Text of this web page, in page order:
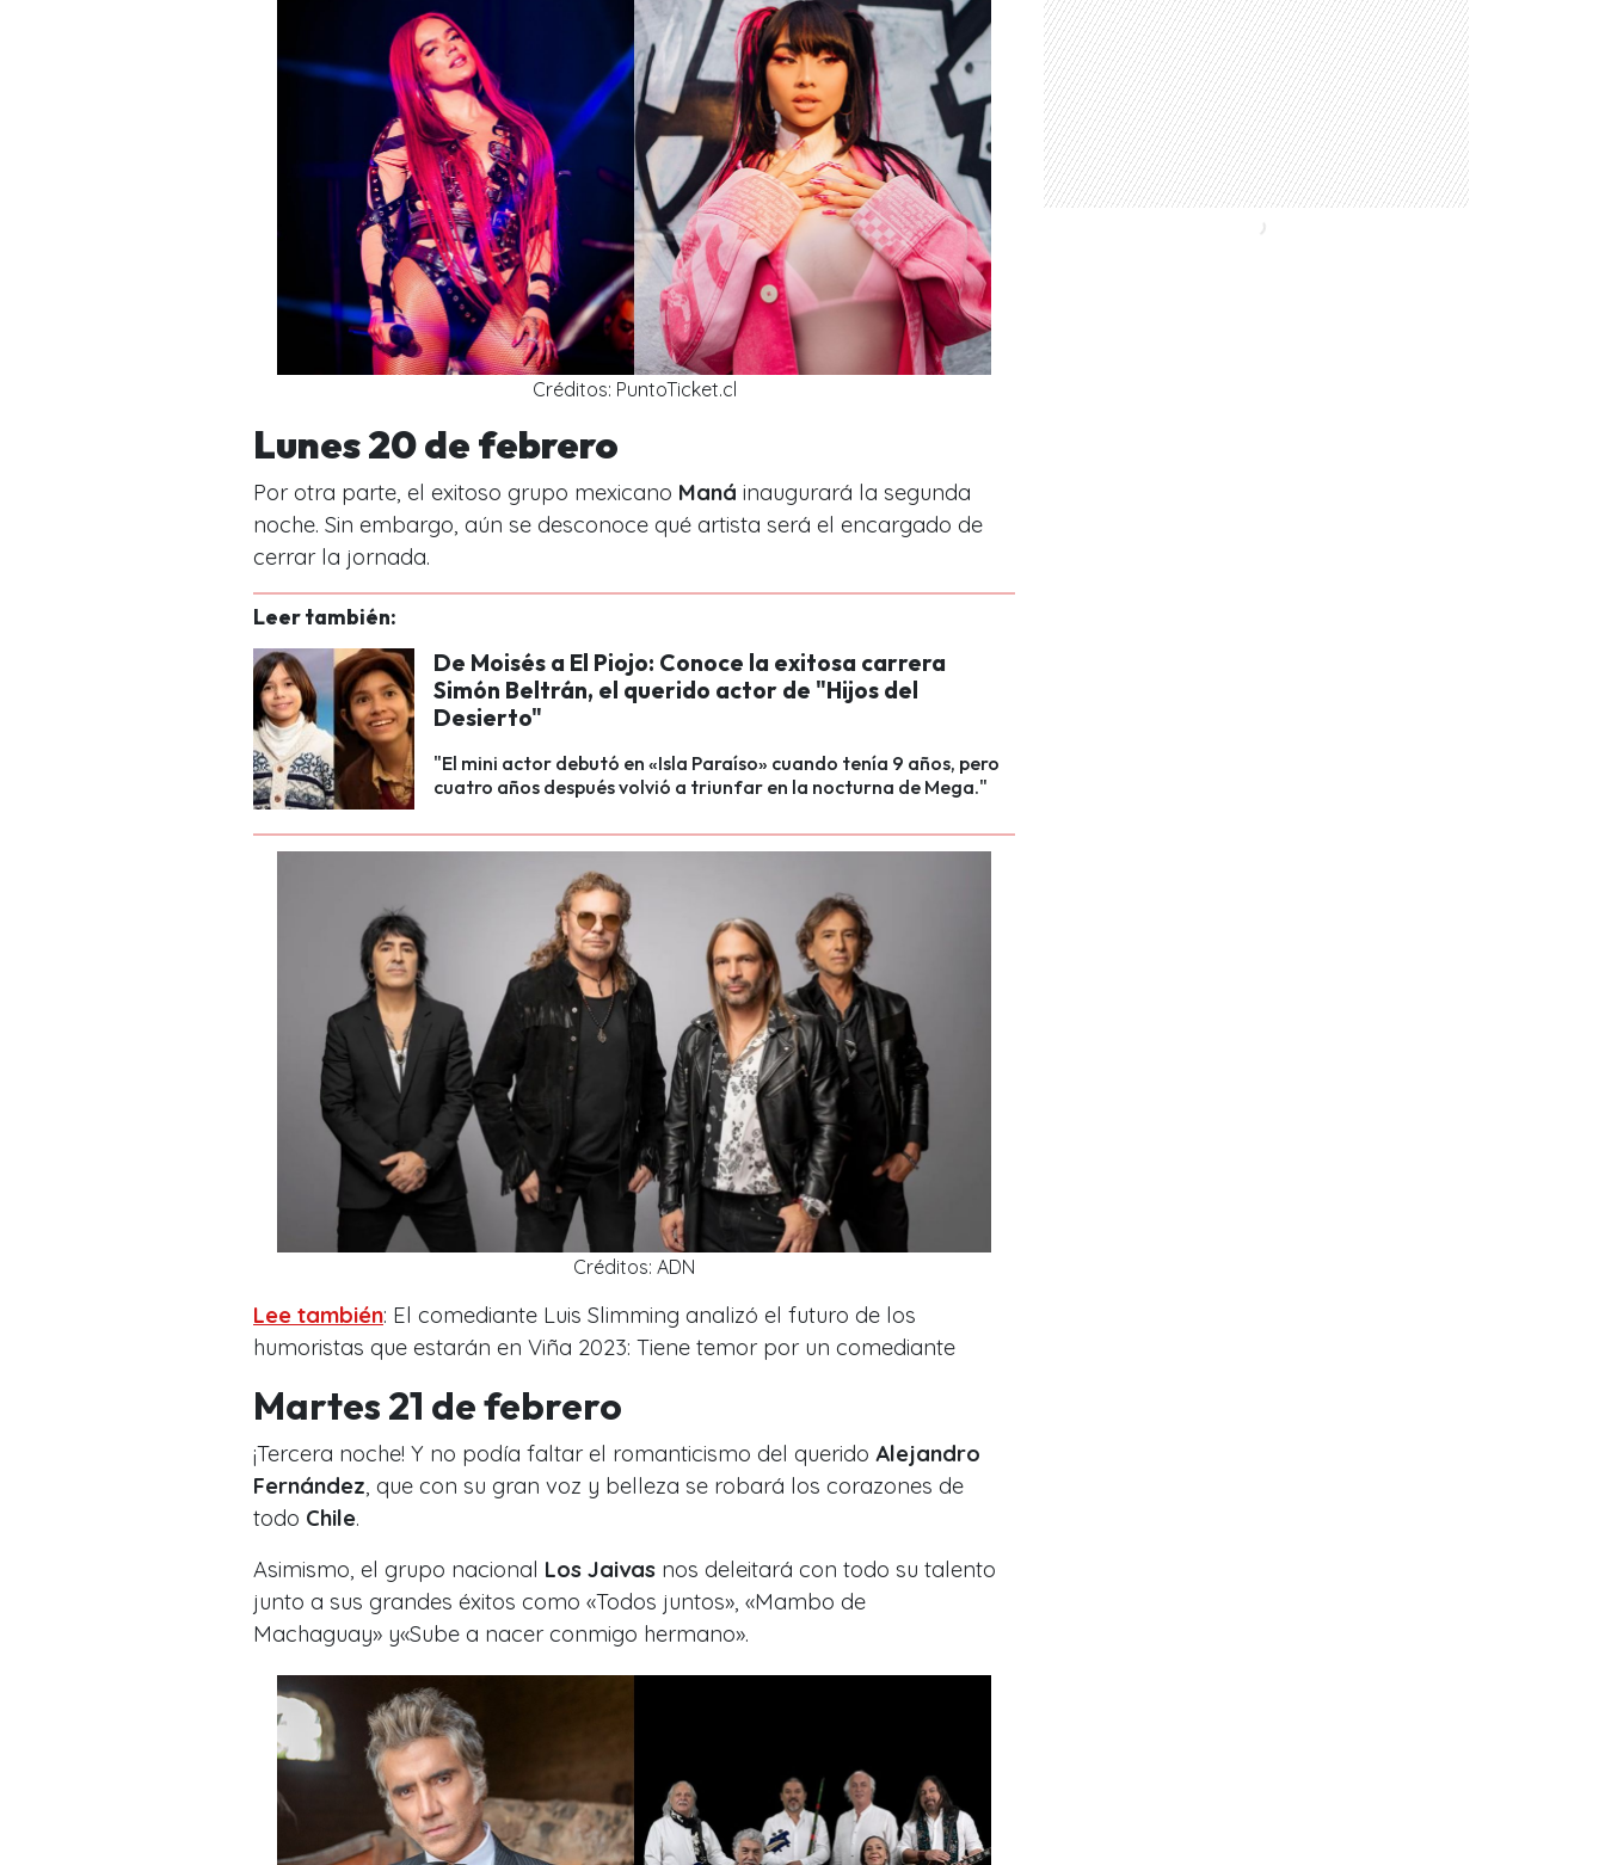
Créditos: PuntoTicket.cl
Lunes 20 de febrero
Por otra parte, el exitoso grupo mexicano Maná inaugurará la segunda
noche. Sin embargo, aún se desconoce qué artista será el encargado de
cerrar la jornada.
Leer también:
De Moisés a El Piojo: Conoce la exitosa carrera
Simón Beltrán, el querido actor de "Hijos del
Desierto"
"El mini actor debutó en «Isla Paraíso» cuando tenía 9 años, pero
cuatro años después volvió a triunfar en la nocturna de Mega."
Créditos: ADN
Lee también: El comediante Luis Slimming analizó el futuro de los
humoristas que estarán en Viña 2023: Tiene temor por un comediante
Martes 21 de febrero
¡Tercera noche! Y no podía faltar el romanticismo del querido Alejandro
Fernández , que con su gran voz y belleza se robará los corazones de
todo Chile.
Asimismo, el grupo nacional Los Jaivas nos deleitará con todo su talento
junto a sus grandes éxitos como «Todos juntos», «Mambo de
Machaguay» y«Sube a nacer conmigo hermano».